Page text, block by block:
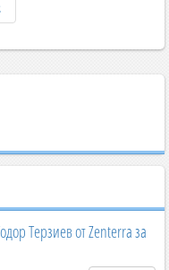
Терзиев от Zenterra за